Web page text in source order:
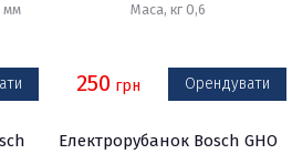
мм
Маса, кг 0,6
250 грн Орендувати
Електрорубанок Bosch GHO